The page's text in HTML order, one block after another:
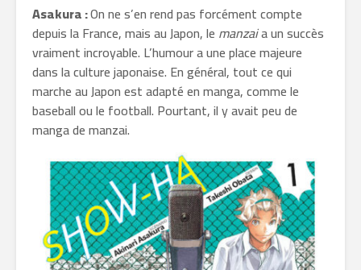
Asakura :On ne s’en rend pas forcément compte
depuis la France, mais au Japon, le manzaia un succès
vraiment incroyable. L’humour a une place majeure
dans la culture japonaise. En général, tout ce qui
marche au Japon est adapté en manga, comme le
baseball ou le football. Pourtant, il y avait peu de
manga de manzai.